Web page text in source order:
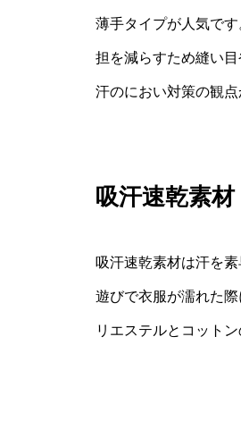
薄手タイプが人気で
担を減らすため縫い
汗のにおい対策の観
吸汗速乾素材
吸汗速乾素材は汗を
遊びで衣服が濡れた
リエステルとコット